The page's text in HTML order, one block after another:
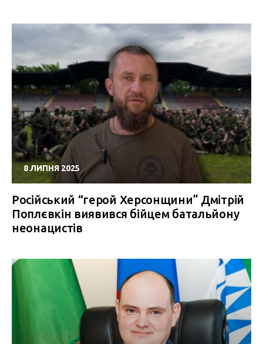
8 ЛИПНЯ 2025
Російський “герой Херсонщини” Дмітрій
Поплєвкін виявився бійцем батальйону
неонацистів